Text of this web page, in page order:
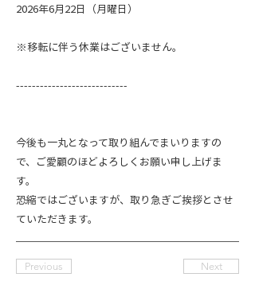
2026年6月22日（月曜日）
※移転に伴う休業はございません。
----------------------------
今後も一丸となって取り組んでまいりますの
で、ご愛顧のほどよろしくお願い申し上げま
す。
恐縮ではございますが、取り急ぎご挨拶とさせ
ていただきます。
Previous Next